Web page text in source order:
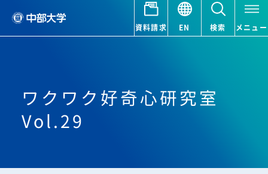
資料請求 EN 検索 メニュー
ワクワク好奇心研究室
Vol.29